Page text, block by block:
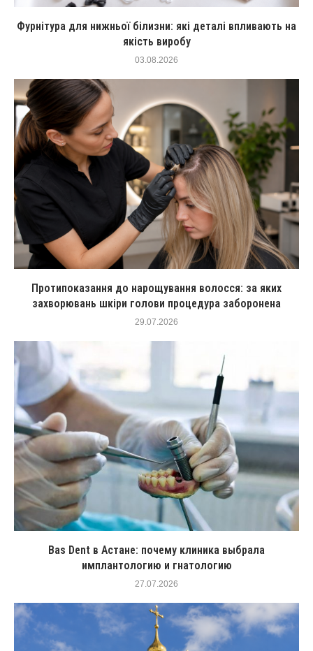
Фурнітура для нижньої білизни: які деталі впливають на
якість виробу
03.08.2026
Протипоказання до нарощування волосся: за яких
захворювань шкіри голови процедура заборонена
29.07.2026
Bas Dent в Астане: почему клиника выбрала
имплантологию и гнатологию
27.07.2026